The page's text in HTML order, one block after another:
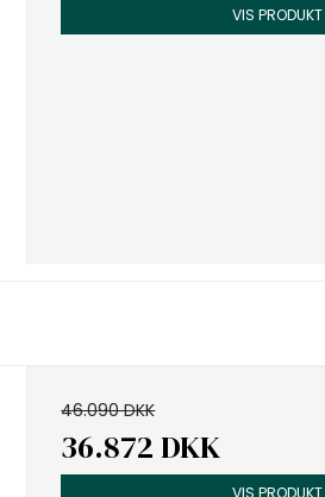
VIS PRODUKT
46.090 DKK
36.872 DKK